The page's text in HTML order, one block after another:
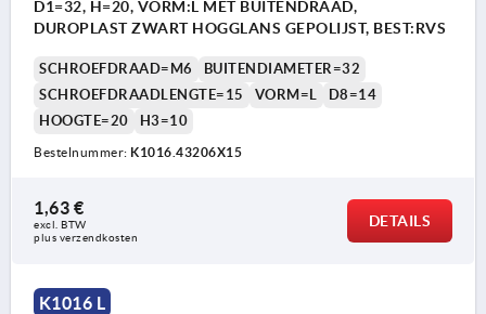
D1=32, H=20, VORM:L MET BUITENDRAAD,
DUROPLAST ZWART HOGGLANS GEPOLIJST, BEST:RVS
SCHROEFDRAAD=M6
BUITENDIAMETER=32
SCHROEFDRAADLENGTE=15
VORM=L
D8=14
HOOGTE=20
H3=10
Bestelnummer: K1016.43206X15
1,63 €
excl. BTW
plus verzendkosten
DETAILS
K1016 L